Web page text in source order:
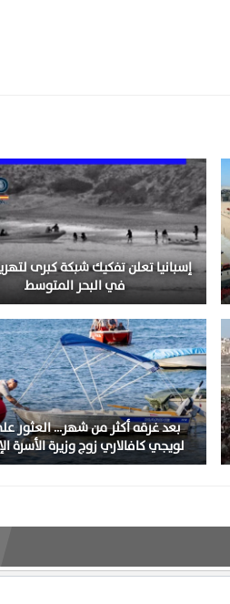
إسبانيا تعلن تفكيك شبكة كبرى
في البحر المتوسط
بعد غرقه أكثر من شهر… العثور
لويجي كافالاري زوج وزيرة الأسرة